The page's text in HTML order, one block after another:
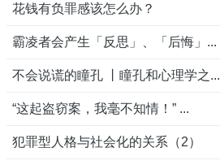
花钱有负罪感该怎么办？
霸凌者会产生「反思」、「后悔」...
不会说谎的瞳孔 丨瞳孔和心理学之...
“这起盗窃案，我毫不知情！” ...
犯罪型人格与社会化的关系（2）